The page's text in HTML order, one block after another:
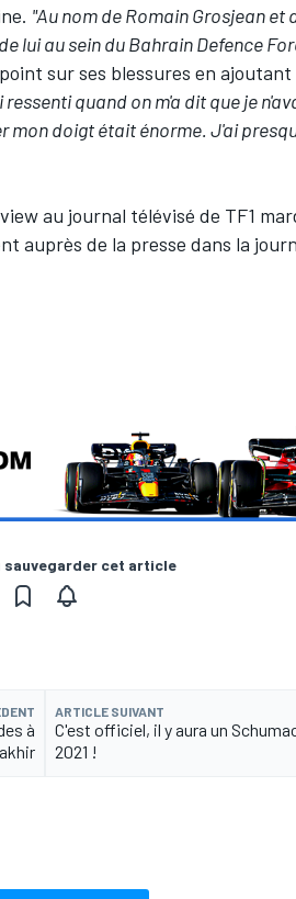
"Au nom de Romain Grosjean et
lui au sein du Bahrain Defence
sur ses blessures en
quand on m'a dit que je
doigt était énorme. J'ai
au journal télévisé de TF1
auprès de la presse dans la
sauvegarder cet article
à
ARTICLE SUIVANT
C'est officiel, il y aura un
2021 !